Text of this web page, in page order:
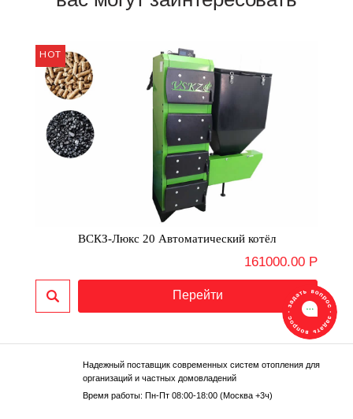
ВСКЗ-Люкс 20 Автоматический котёл
161000.00 Р
Надежный поставщик современных систем отопления для
организаций и частных домовладений
Время работы: Пн-Пт 08:00-18:00 (Москва +3ч)